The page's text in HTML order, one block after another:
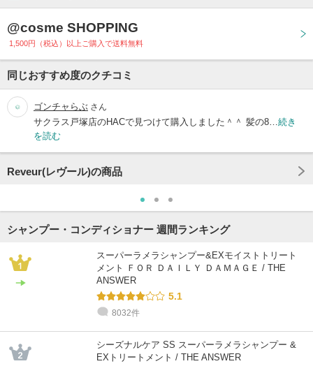
@cosme SHOPPING
1,500円（税込）以上ご購入で送料無料
同じおすすめ度のクチコミ
ゴンチャらぶ さん
サクラス戸塚店のHACで見つけて購入しました＾＾ 髪の8… 続き
を読む
Reveur(レヴール)の商品
シャンプー・コンディショナー 週間ランキング
スーパーラメラシャンプー&EXモイストトリート
メント ＦＯＲ ＤＡＩＬＹ ＤＡＭＡＧＥ / THE
ANSWER
5.1
8032件
シーズナルケア SS スーパーラメラシャンプー &
EXトリートメント / THE ANSWER